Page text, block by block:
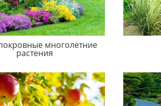
многолетние
растения